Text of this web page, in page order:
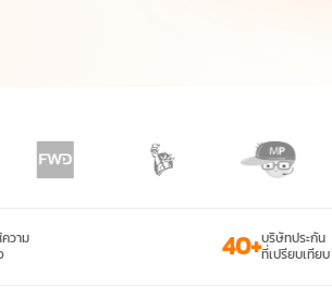
วาม
40+บริษัทประกัน
ที่เปรียบเทียบ